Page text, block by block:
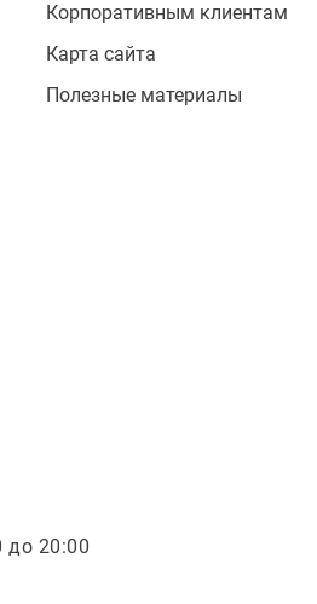
Корпоративным клиентам
Карта сайта
Полезные материалы
до 20:00